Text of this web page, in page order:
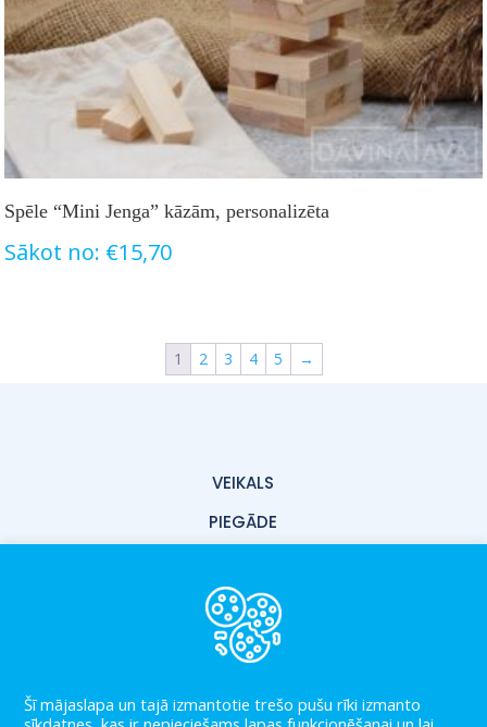
Spēle “Mini Jenga” kāzām, personalizēta
Sākot no: €15,70
1 2 3 4 5 →
VEIKALS
PIEGĀDE
KONTAKTI
LIETOŠANAS NOTEIKUMI
Šī mājaslapa un tajā izmantotie trešo pušu rīki izmanto